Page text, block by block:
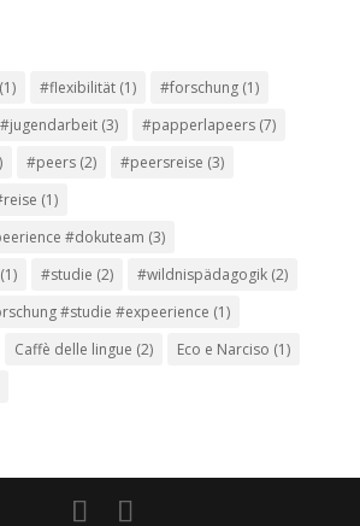
#flexibilität(1) #forschung(1)
#jugendarbeit(3) #papperlapeers(7)
#peers(2) #peersreise (3)
(1)
#dokuteam (3)
(1) #studie (2) #wildnispädagogik(2)
#studie #expeerience (1)
Caffè delle lingue (2) Eco e Narciso (1)